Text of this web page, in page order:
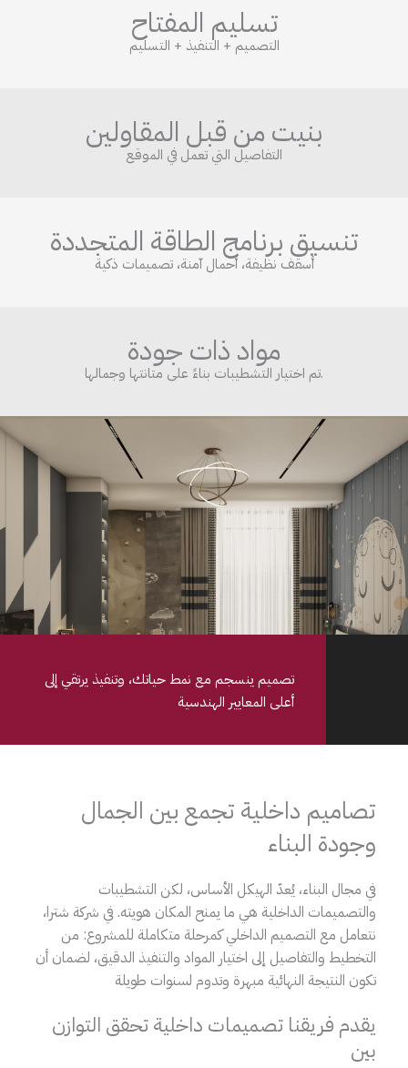
تسليم المفتاح
التصميم + التنفيذ + التسليم
بنيت من قبل المقاولين
التفاصيل التي تعمل في الموقع
تنسيق برنامج الطاقة المتجددة
أسقف نظيفة، أحمال آمنة، تصميمات ذكية
مواد ذات جودة
تم اختيار التشطيبات بناءً على متانتها وجمالها.
تصميم ينسجم مع نمط حياتك، وتنفيذ يرتقي إلى
أعلى المعايير الهندسية
تصاميم داخلية تجمع بين الجمال
وجودة البناء
في مجال البناء، يُعدّ الهيكل الأساس، لكن التشطيبات
والتصميمات الداخلية هي ما يمنح المكان هويته. في شركة شترا،
نتعامل مع التصميم الداخلي كمرحلة متكاملة للمشروع: من
التخطيط والتفاصيل إلى اختيار المواد والتنفيذ الدقيق، لضمان أن
تكون النتيجة النهائية مبهرة وتدوم لسنوات طويلة
يقدم فريقنا تصميمات داخلية تحقق التوازن
بين